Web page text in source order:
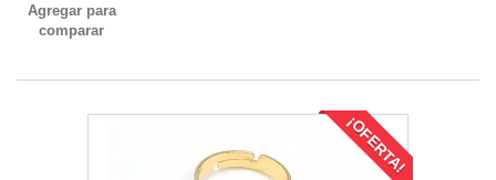
Agregar para
comparar
¡OFERTA!